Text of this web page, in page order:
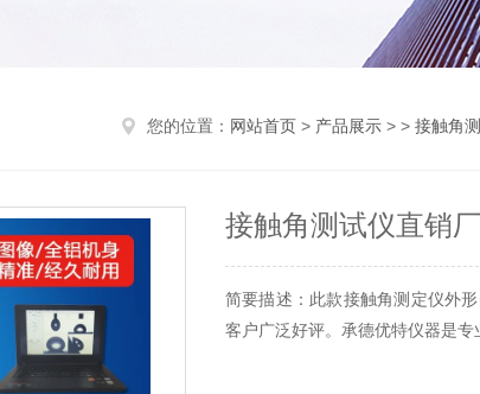
您的位置： 网站首页 > 产品展示 > > 接触角
接触角测试仪直销
简要描述：此款接触角测定仪外
客户广泛好评。承德优特仪器是专